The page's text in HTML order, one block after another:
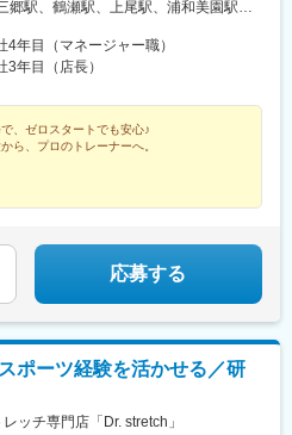
駅、岡山駅、秋葉原駅、皆実町二丁目
駅(東京都)、倉敷駅、道場南口駅、仙川
田駅、七道駅、鳩ケ谷駅、東札幌駅、
住吉駅(東京都)、亀戸水神駅、京橋駅
府中競馬正門前駅、牛込神楽坂駅、京
中島駅、国際展示場駅、淡路町駅、
井の頭公園駅、銀座駅、西武新宿
落合駅(東京都)、虎ノ門駅、半蔵門
地駅、大森海岸駅、大塚駅前駅、溝の
、栄町駅(愛知県)、西高蔵駅、矢田駅
通駅、新豊橋駅、京都駅、祇園四条駅、
九丁目駅、日本橋駅(大阪府)、天王寺駅
駅(大阪モノレール)、桜ノ宮駅、岡本駅
駅、祇園駅(福岡県)、天神南駅、朝倉
駅、奥沢駅、松原駅(東京都)、西太子堂
丸子駅、花隈駅、芦花公園駅、元町
)、ハーバーランド駅、上野広小路
・学芸大学・三軒茶屋・中目黒・下北
御徒町・八王子・月島・ヨドバシ
川・練馬└神奈川：武蔵小杉・元住
ンモール成田└兵庫：神戸元町・三宮
こうべ・ニッケパークタウン加古川・
└広島：広島本通・ゆめタウン広島└岡
天満屋※受動喫煙対策：施設内禁煙
郷駅、鶴瀬駅、上尾駅、浦和美園駅、
、渋谷駅、南砂町駅、錦糸町駅、亀
メトロ)、南大沢駅、宝町駅(東京都)、
ノ水駅、門前仲町駅、有明テニスの
木駅、木場駅(東京都)、有楽町駅、新
)、高円寺駅、町田駅、東中野駅、虎ノ
麹町駅、成城学園前駅、五反田駅、
駅、大森駅(東京都)、大塚駅(東京
、新百合ケ丘駅、平塚駅、橋本駅(神奈
駅、石川町駅、ゆめが丘駅、藤沢駅、
駅、モレラ岐阜駅、美濃青柳駅、名鉄名
知県)、久屋大通駅、矢場町駅、国際セ
熱田駅、長久手古戦場駅、ナゴヤドー
駅、八幡駅(愛知県)、荒子川公園駅、
寺駅、京都河原町駅、北大路駅、西院
難波駅、西梅田駅、大阪上本町駅、樟
年目（マネージャー職）
年目（店長）
、ゼロスタートでも安心♪
ら、プロのトレーナーへ。
応募する
ポーツ経験を活かせる／研
ッチ専門店「Dr. stretch」